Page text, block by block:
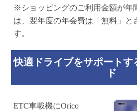
※ショッピングのご利用金額が年
は、翌年度の年会費は「無料」と
す。
快適ドライブをサポート
ド
ETC車載機にOrico